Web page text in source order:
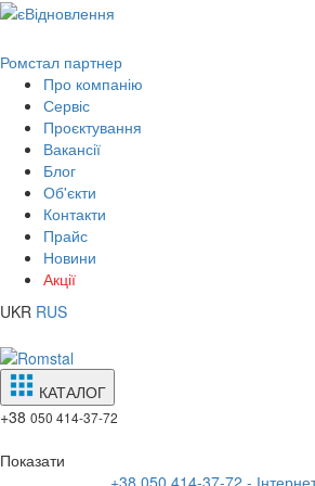
Ромстал партнер
Про компанію
Сервіс
Проєктування
Вакансії
Блог
Об'єкти
Контакти
Прайс
Новини
Акції
UKR RUS
КАТАЛОГ
+38 050 414-37-72
Показати
+38 050 414-37-72 -